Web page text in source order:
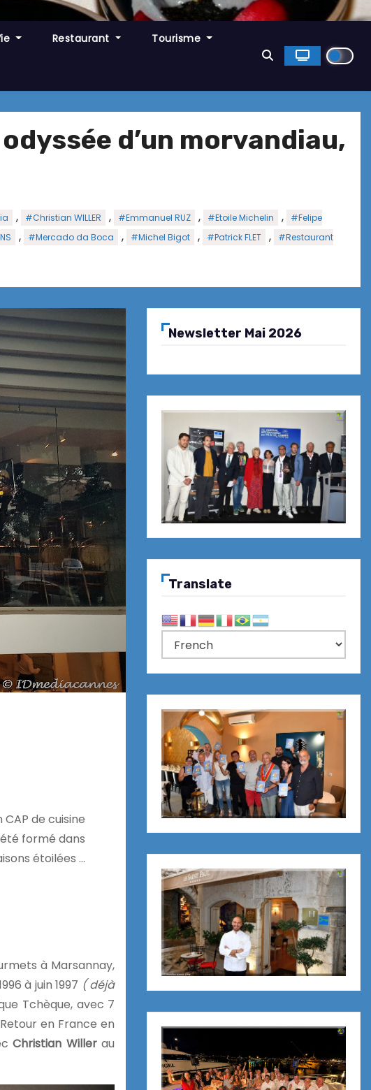
Restaurant Tourisme
d’un morvandiau,
, #Christian WILLER , #Emmanuel RUZ , #Etoile Michelin ,
#Felipe
, #Mercado da Boca , #Michel Bigot , #Patrick FLET ,
#Restaurant
de cuisine
formé dans
étoilées …
à Marsannay,
à juin 1997 ( déjà
Tchèque, avec 7
en France en
Christian Willerau
Newsletter Mai 2026
Translate